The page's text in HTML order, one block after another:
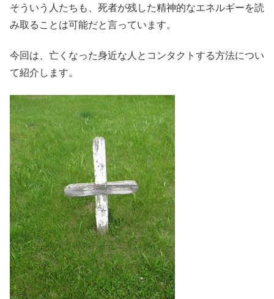
そういう人たちも、死者が残した精神的なエネルギーを読
み取ることは可能だと言っています。
今回は、亡くなった身近な人とコンタクトする方法につい
て紹介します。